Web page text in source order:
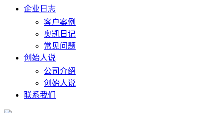
企业日志
客户案例
奥凯日记
常见问题
创始人说
公司介绍
创始人说
联系我们